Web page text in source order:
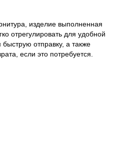
изделие выполненная
отрегулировать для удобной
отправку, а также
если это потребуется.